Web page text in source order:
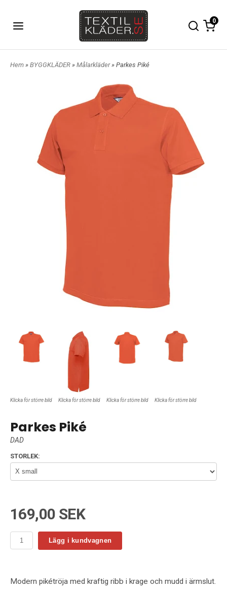
0
Hem » BYGGKLÄDER » Målarkläder» Parkes Piké
Klicka för större bild Klicka för större bild Klicka för större bild Klicka för större bild
Parkes Piké
DAD
STORLEK:
169,00 SEK
Lägg i kundvagnen
Modern pikétröja med kraftig ribb i krage och mudd i ärmslut.